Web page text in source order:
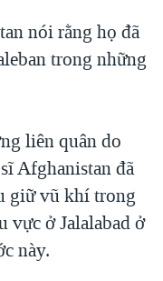
HẢI SÂM
NÔNG THÔN MỸ
nói rằng họ đã
trong những
liên quân do
Afghanistan đã
giữ vũ khí trong
vực ở Jalalabad ở
này.